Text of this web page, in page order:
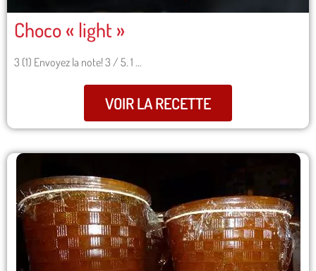
Choco « light »
3 (1) Envoyez la note! 3 / 5. 1 …
VOIR LA RECETTE